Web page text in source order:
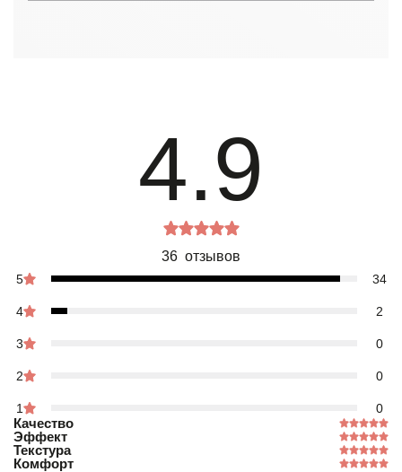
4.9
36 отзывов
5 34
4 2
3 0
2 0
1 0
Качество
Эффект
Текстура
Комфорт